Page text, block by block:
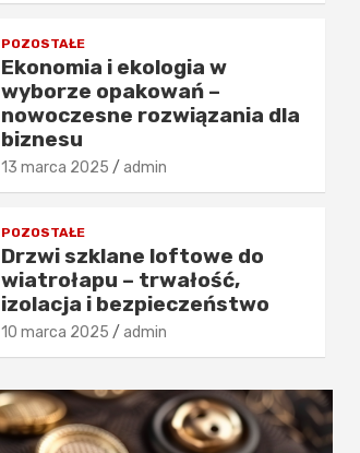
POZOSTAŁE
Ekonomia i ekologia w
wyborze opakowań –
nowoczesne rozwiązania dla
biznesu
13 marca 2025 admin
POZOSTAŁE
Drzwi szklane loftowe do
wiatrołapu – trwałość,
izolacja i bezpieczeństwo
10 marca 2025 admin